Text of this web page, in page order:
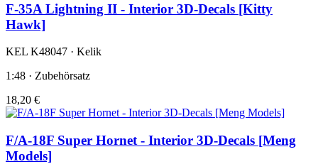
F-35A Lightning II - Interior 3D-Decals [Kitty
Hawk]
KEL K48047 · Kelik
1:48 · Zubehörsatz
18,20 €
F/A-18F Super Hornet - Interior 3D-Decals [Meng
Models]